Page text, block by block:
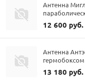
Антенна
12 600 руб.
Антенна
13 180 руб.